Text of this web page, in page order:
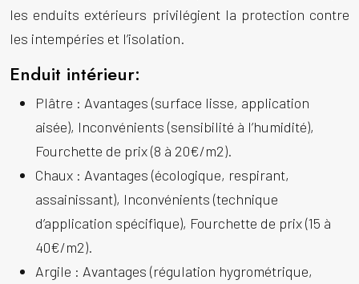
les enduits extérieurs privilégient la protection contre
les intempéries et l’isolation.
Enduit intérieur:
Plâtre : Avantages (surface lisse, application
aisée), Inconvénients (sensibilité à l’humidité),
Fourchette de prix (8 à 20€/m2).
Chaux : Avantages (écologique, respirant,
assainissant), Inconvénients (technique
d’application spécifique), Fourchette de prix (15 à
40€/m2).
Argile : Avantages (régulation hygrométrique,